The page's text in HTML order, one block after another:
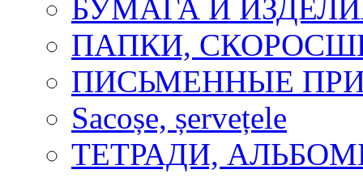
БУМАГА И
ПАПКИ,
ПИСЬМЕННЫЕ
Sacoșe, șervețele
ТЕТРАДИ,